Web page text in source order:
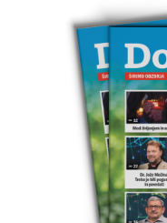
mednarodnega
o ustavni in
zgodovinske,